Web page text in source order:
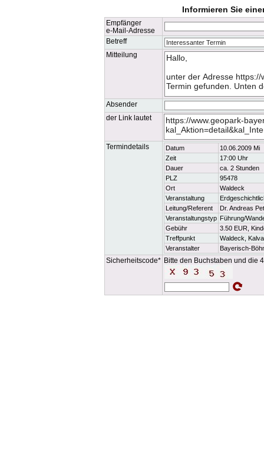
Informieren Sie
Empfänger
e-Mail-Adresse
Betreff
Mitteilung
Absender
der Link lautet
Termindetails Datum
10.06.2009 Mi
Zeit
17:00 Uhr
Dauer
ca. 2 Stunden
PLZ
95478
Ort
Waldeck
Veranstaltung
Leitung/Referent
Dr. Andreas
Veranstaltungstyp Führung/
Gebühr
3.50 EUR,
Treffpunkt
Waldeck,
Veranstalter
Bayerisch-
Sicherheitscode* Bitte den Buchstaben und die